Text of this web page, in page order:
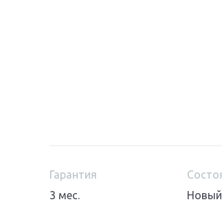
Гарантия
3 мес.
Новый